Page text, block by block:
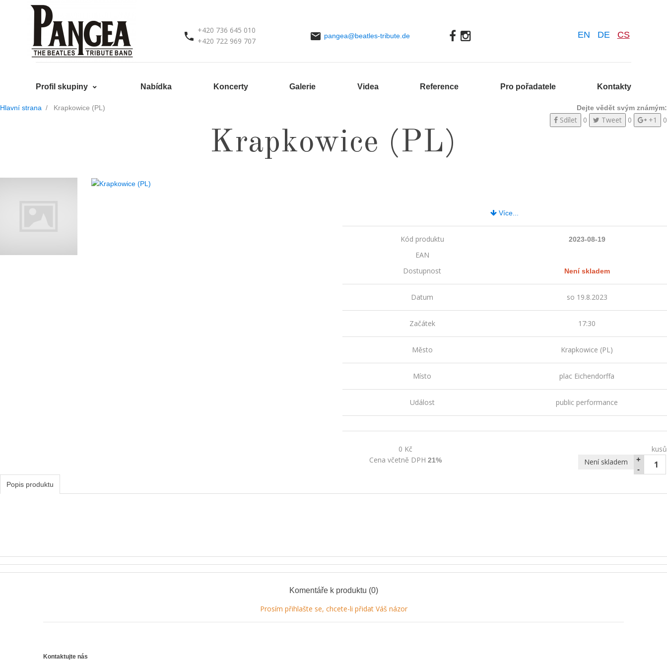
+420 736 645 010
+420 722 969 707
pangea@beatles-tribute.de EN DE CS
Profil skupiny Nabídka Koncerty Galerie Videa Reference Pro pořadatele Kontakty
Hlavní strana Krapkowice (PL) Dejte vědět svým známým:
Sdílet 0 Tweet 0 +1 0
Krapkowice (PL)
Více...
Kód produktu 2023-08-19
EAN
Dostupnost
Není skladem
Datum so 19.8.2023
Začátek 17:30
Město Krapkowice (PL)
Místo plac Eichendorffa
Událost public performance
0 Kč
Cena včetně DPH21%
kusů
+
-
Není skladem
Popis produktu
Komentáře k produktu (0)
Prosím přihlašte se, chcete-li přidat Váš názor
Kontaktujte nás